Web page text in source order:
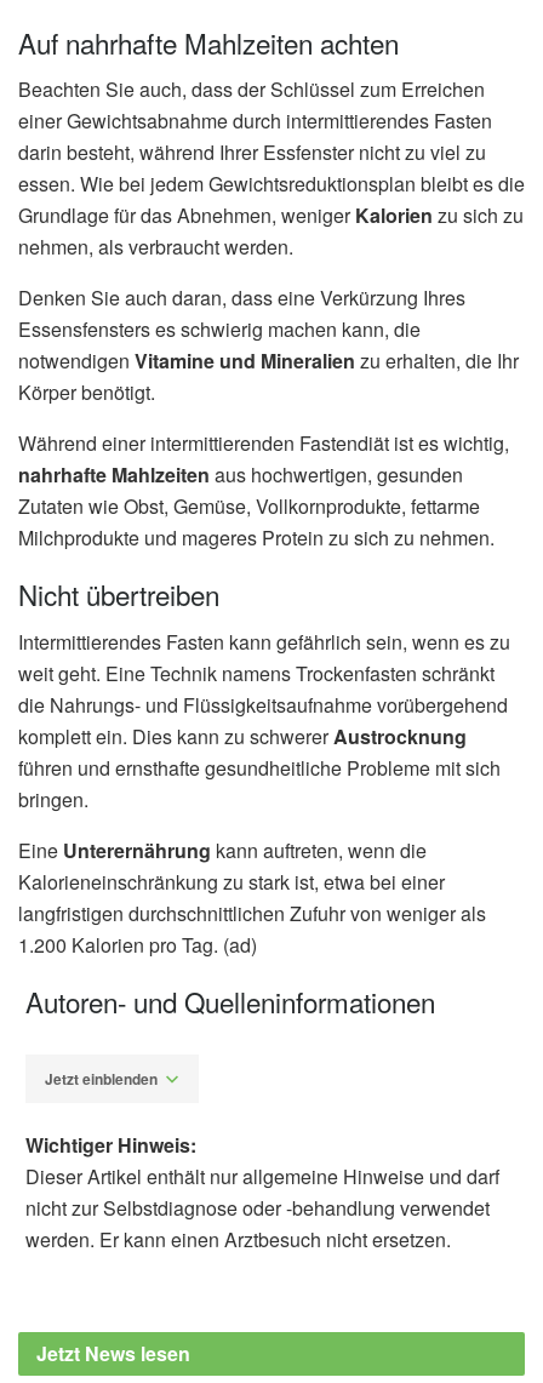
Auf nahrhafte Mahlzeiten achten
Beachten Sie auch, dass der Schlüssel zum Erreichen
einer Gewichtsabnahme durch intermittierendes Fasten
darin besteht, während Ihrer Essfenster nicht zu viel zu
essen. Wie bei jedem Gewichtsreduktionsplan bleibt es die
Grundlage für das Abnehmen, wenigerKalorien zu sich zu
nehmen, als verbraucht werden.
Denken Sie auch daran, dass eine Verkürzung Ihres
Essensfensters es schwierig machen kann, die
notwendigen Vitamine und Mineralien zu erhalten, die Ihr
Körper benötigt.
Während einer intermittierenden Fastendiät ist es wichtig,
nahrhafte Mahlzeiten aus hochwertigen, gesunden
Zutaten wie Obst, Gemüse, Vollkornprodukte, fettarme
Milchprodukte und mageres Protein zu sich zu nehmen.
Nicht übertreiben
Intermittierendes Fasten kann gefährlich sein, wenn es zu
weit geht. Eine Technik namens Trockenfasten schränkt
die Nahrungs- und Flüssigkeitsaufnahme vorübergehend
komplett ein. Dies kann zu schwererAustrocknung
führen und ernsthafte gesundheitliche Probleme mit sich
bringen.
Eine Unterernährung kann auftreten, wenn die
Kalorieneinschränkung zu stark ist, etwa bei einer
langfristigen durchschnittlichen Zufuhr von weniger als
1.200 Kalorien pro Tag. (ad)
Autoren- und Quelleninformationen
Jetzt einblenden
intermittent fasting good for weight loss?,
(Abruf: 29.08.2022),
Wichtiger Hinweis:
Dieser Artikel enthält nur allgemeine Hinweise und darf
nicht zur Selbstdiagnose oder -behandlung verwendet
werden. Er kann einen Arztbesuch nicht ersetzen.
Jetzt News lesen